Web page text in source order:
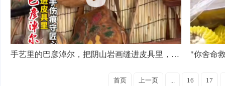
手艺里的巴彦淖尔，把阴山岩画缝进皮具里，67岁戈师傅满手伤痕守匠心
首页 上一页 ... 16 17